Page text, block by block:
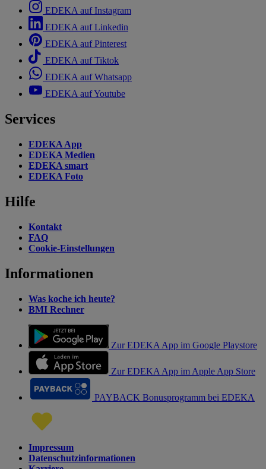
EDEKA auf Instagram
EDEKA auf Linkedin
EDEKA auf Pinterest
EDEKA auf Tiktok
EDEKA auf Whatsapp
EDEKA auf Youtube
Services
EDEKA App
EDEKA Medien
EDEKA smart
EDEKA Foto
Hilfe
Kontakt
FAQ
Cookie-Einstellungen
Informationen
Was koche ich heute?
BMI Rechner
Zur EDEKA App im Google Playstore
Zur EDEKA App im Apple App Store
PAYBACK Bonusprogramm bei EDEKA
Impressum
Datenschutzinformationen